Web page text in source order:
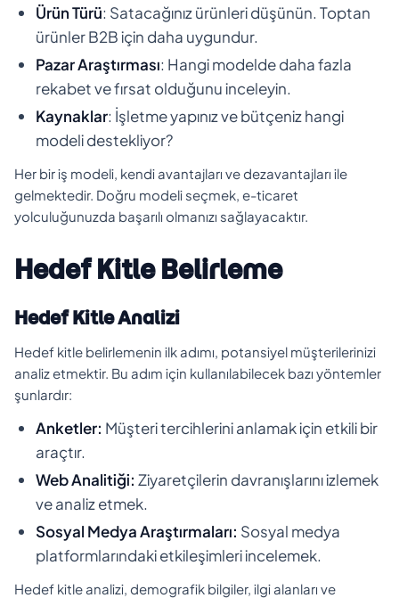
Ürün Türü: Satacağınız ürünleri düşünün. Toptan
ürünler B2B için daha uygundur.
Pazar Araştırması: Hangi modelde daha fazla
rekabet ve fırsat olduğunu inceleyin.
Kaynaklar: İşletme yapınız ve bütçeniz hangi
modeli destekliyor?
Her bir iş modeli, kendi avantajları ve dezavantajları ile
gelmektedir. Doğru modeli seçmek, e-ticaret
yolculuğunuzda başarılı olmanızı sağlayacaktır.
Hedef Kitle Belirleme
Hedef Kitle Analizi
Hedef kitle belirlemenin ilk adımı, potansiyel müşterilerinizi
analiz etmektir. Bu adım için kullanılabilecek bazı yöntemler
şunlardır:
Anketler: Müşteri tercihlerini anlamak için etkili bir
araçtır.
Web Analitiği: Ziyaretçilerin davranışlarını izlemek
ve analiz etmek.
Sosyal Medya Araştırmaları: Sosyal medya
platformlarındaki etkileşimleri incelemek.
Hedef kitle analizi, demografik bilgiler, ilgi alanları ve